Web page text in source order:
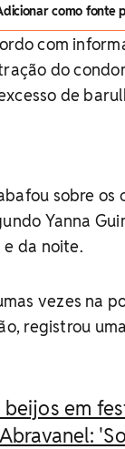
como fonte
com
do
de
sobre
Yanna
da noite.
vezes na
registrou
em